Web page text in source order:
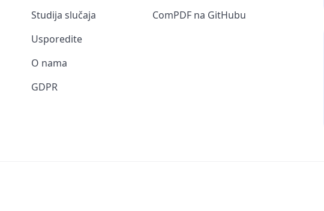
Studija slučaja
Usporedite
O nama
GDPR
ComPDF na GitHubu